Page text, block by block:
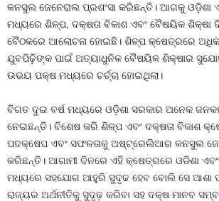
କନସୁଲ ଜେନେରାଲ ପ୍ରଶଂସା କରିଛନ୍ତି। ଆଗକୁ ଓଡ଼ିଶା
ମଧ୍ୟରେ ଶିଳ୍ପ, ଦକ୍ଷତା ବିକାଶ ଏବଂ ବୈଷୟିକ ଶିକ୍ଷା
ବୈଠକରେ ଆଲୋଚନା ହୋଇଛି। ଶିଳ୍ପ କ୍ଷେତ୍ରରେ
ଯୁବପିଢ଼ିଙ୍କ ପାଇଁ ଅତ୍ୟାଧୁନିକ ବୈଷୟିକ ଶିକ୍ଷାର
ଉଭୟ ପକ୍ଷ ମଧ୍ୟରେ ଚର୍ଚ୍ଚା ହୋଇଥିଲା।
ବିଗତ ଦୁଇ ବର୍ଷ ମଧ୍ୟରେ ଓଡ଼ିଶା ସରକାର ଅନେକ
ନେଇଛନ୍ତି। ବିଶେଷ କରି ଶିଳ୍ପ ଏବଂ ଦକ୍ଷତା ବିକାଶ
ପଦକ୍ଷେପ ଏବଂ ସଫଳତାକୁ ଅଷ୍ଟ୍ରେଲିଆର କନସୁଲ
କରିଛନ୍ତି। ଆଗାମୀ ଦିନରେ ଏହି କ୍ଷେତ୍ରରେ ଓଡିଶା
ମଧ୍ୟରେ ସହଯୋଗ ଆହୁରି ସୁଦୃଢ ହେବ ବୋଲି ସେ ଆଶା
ରାଜ୍ୟର ଅର୍ଥନୀତିକୁ ସୁଦୃଢ଼ କରିବା ସହ ଦକ୍ଷ ମାନବ